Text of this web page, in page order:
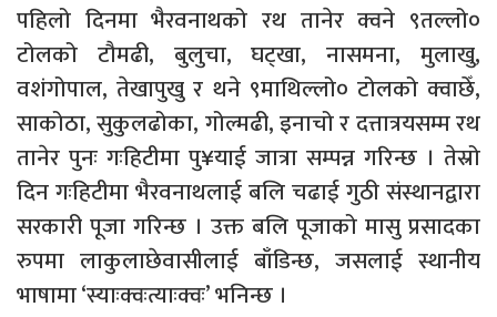
पहिलो दिनमा भैरवनाथको रथ तानेर क्वने ९तल्लो०
टोलको टौमढी, बुलुचा, घट्खा, नासमना, मुलाखु,
वशंगोपाल, तेखापुखु र थने ९माथिल्लो० टोलको क्वाछेँ,
साकोठा, सुकुलढोका, गोल्मढी, इनाचो र दत्तात्रयसम्म रथ
तानेर पुनः गःहिटीमा पु¥याई जात्रा सम्पन्न गरिन्छ । तेस्रो
दिन गःहिटीमा भैरवनाथलाई बलि चढाई गुठी संस्थानद्वारा
सरकारी पूजा गरिन्छ । उक्त बलि पूजाको मासु प्रसादका
रुपमा लाकुलाछेवासीलाई बाँडिन्छ, जसलाई स्थानीय
भाषामा ‘स्याःक्वःत्याःक्वः’ भनिन्छ ।